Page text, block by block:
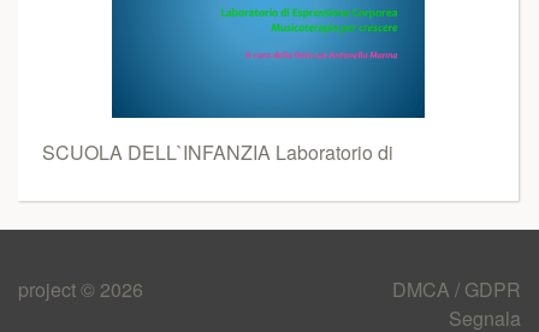
SCUOLA DELL`INFANZIA Laboratorio di
project © 2026
DMCA / GDPR
Segnala